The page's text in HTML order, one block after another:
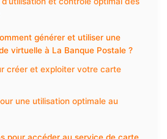
générer et utiliser une
virtuelle à La Banque Postale ?
créer et exploiter votre carte
une utilisation optimale au